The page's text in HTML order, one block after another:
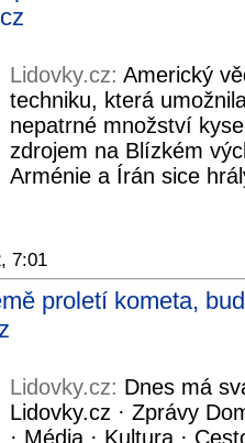
Lidovky.cz: Americký
techniku, která
nepatrné množství
zdrojem na Blízkém
Arménie a Írán sice
7:01
proletí kometa,
Lidovky.cz: Dnes má
Lidovky.cz · Zprávy
· Média · Kultura ·